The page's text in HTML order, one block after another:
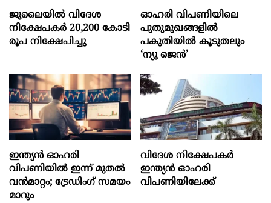
ജൂലൈയില്‍ വിദേശ
നിക്ഷേപകര്‍ 20,200 കോടി
രൂപ നിക്ഷേപിച്ചു
ഓഹരി വിപണിയിലെ
പുതുമുഖങ്ങളിൽ
പകുതിയിൽ കൂടുതലും
‘ന്യൂ ജെൻ’
ഇന്ത്യൻ ഓഹരി
വിപണിയിൽ ഇന്ന് മുതൽ
വൻമാറ്റം; ട്രേഡിംഗ് സമയം
മാറും
വിദേശ നിക്ഷേപകര്‍
ഇന്ത്യൻ ഓഹരി
വിപണിയിലേക്ക്